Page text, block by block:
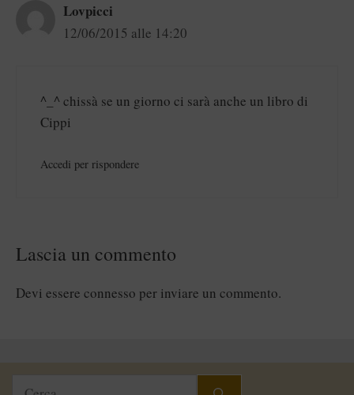
Lovpicci
12/06/2015 alle 14:20
^_^ chissà se un giorno ci sarà anche un libro di
Cippi
Accedi per rispondere
Lascia un commento
Devi essere connesso per inviare un commento.
Ricerca